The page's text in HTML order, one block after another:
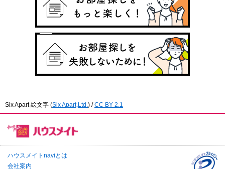
Six Apart 絵文字 (Six Apart,Ltd. ) /CC BY 2.1
ハウスメイトnaviとは
会社案内